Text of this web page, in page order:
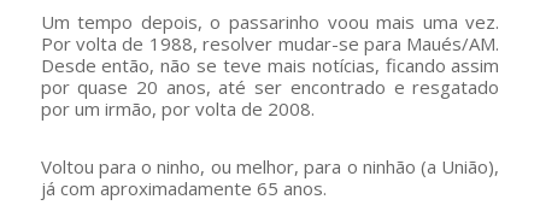
Um tempo depois, o passarinho voou mais uma vez.
Por volta de 1988, resolver mudar-se para Maués/AM.
Desde então, não se teve mais notícias, ficando assim
por quase 20 anos, até ser encontrado e resgatado
por um irmão, por volta de 2008.
Voltou para o ninho, ou melhor, para o ninhão (a União),
já com aproximadamente 65 anos.